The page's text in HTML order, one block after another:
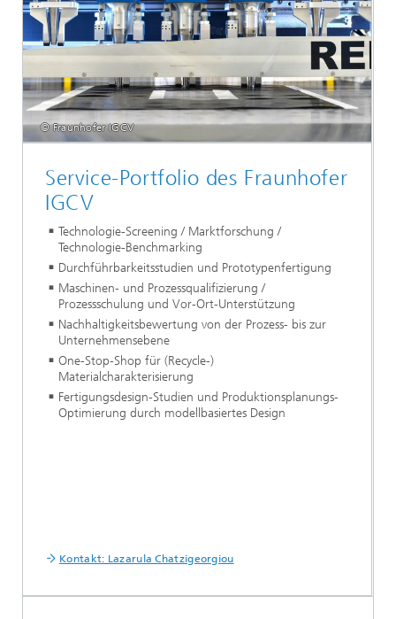
© Fraunhofer IGCV
Service-Portfolio des Fraunhofer
IGCV
Technologie-Screening / Marktforschung /
Technologie-Benchmarking
Durchführbarkeitsstudien und Prototypenfertigung
Maschinen- und Prozessqualifizierung /
Prozessschulung und Vor-Ort-Unterstützung
Nachhaltigkeitsbewertung von der Prozess- bis zur
Unternehmensebene
One-Stop-Shop für (Recycle-)
Materialcharakterisierung
Fertigungsdesign-Studien und Produktionsplanungs-
Optimierung durch modellbasiertes Design
Kontakt: Lazarula Chatzigeorgiou